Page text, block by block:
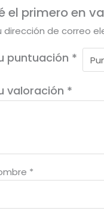
el primero en
dirección de correo
puntuación *
valoración *
*